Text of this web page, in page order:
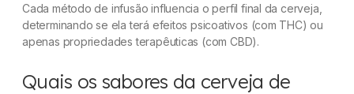
Cada método de infusão influencia o perfil final da cerveja,
determinando se ela terá efeitos psicoativos (com THC) ou
apenas propriedades terapêuticas (com CBD).
Quais os sabores da cerveja de